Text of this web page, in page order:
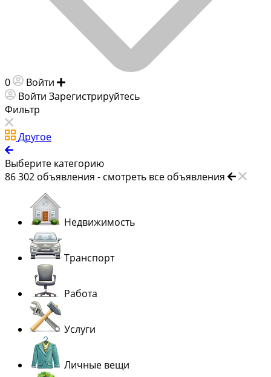
0 Войти
Войти Зарегистрируйтесь
Фильтр
Другое
Выберите категорию
86 302 объявления - смотреть все объявления
Недвижимость
Транспорт
Работа
Услуги
Личные вещи